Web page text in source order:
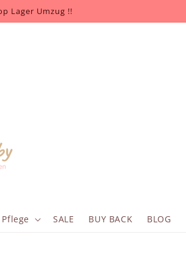
Lager Umzug !!
SALE BUY BACK BLOG